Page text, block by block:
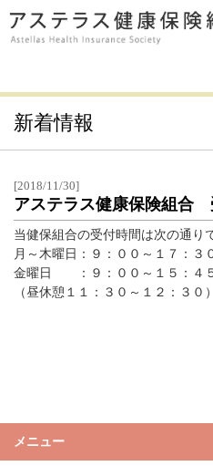
新着情報
[2018/11/30]
アステラス健康保険組合
当健保組合の受付時間は次の通り
月～木曜日：９：００～１７：３
金曜日 ：９：００～１５：４
（昼休憩１１：３０～１２：３０）
メニュー